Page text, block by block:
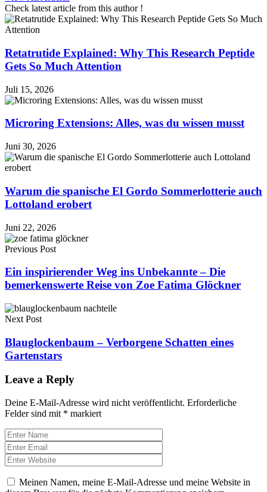
Check latest article from this author !
Retatrutide Explained: Why This Research Peptide
Gets So Much Attention
Juli 15, 2026
Microring Extensions: Alles, was du wissen musst
Juni 30, 2026
Warum die spanische El Gordo Sommerlotterie auch
Lottoland erobert
Juni 22, 2026
Previous Post
Ein inspirierender Weg ins Unbekannte – Die
bemerkenswerte Reise von Zoe Fatima Glöckner
Next Post
Blauglockenbaum – Verborgene Schatten eines
Gartenstars
Leave a Reply
Deine E-Mail-Adresse wird nicht veröffentlicht. Erforderliche
Felder sind mit * markiert
Meinen Namen, meine E-Mail-Adresse und meine Website in